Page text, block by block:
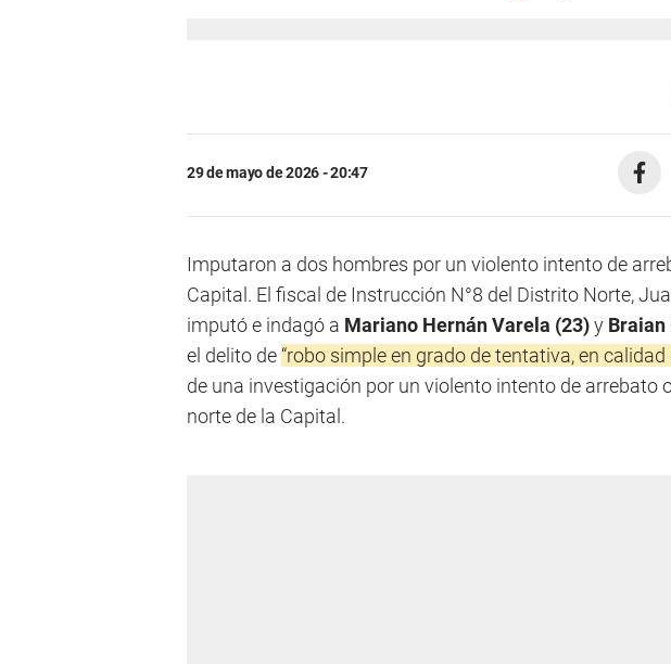
29 de mayo de 2026 - 20:47
Imputaron a dos hombres por un violento intento de
Capital. El fiscal de Instrucción N°8 del Distrito Norte,
imputó e indagó a Mariano Hernán Varela (23)y Braian
el delito de“robo simple en grado de tentativa, en calidad
de una investigación por un violento intento de arrebato
norte de la Capital.